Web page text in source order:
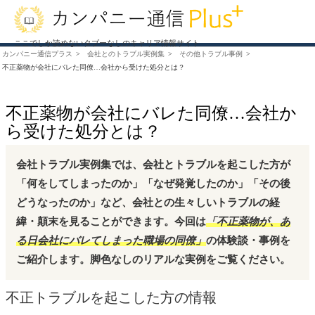
ここでしか読めないタブーなしのキャリア情報サイト
カンパニー通信プラス 会社とのトラブル実例集
その他トラブル事例
不正薬物が会社にバレた同僚…会社から受けた処分とは？
不正薬物が会社にバレた同僚…会社か
ら受けた処分とは？
会社トラブル実例集では、会社とトラブルを起こした方が
「何をしてしまったのか」「なぜ発覚したのか」「その後
どうなったのか」など、会社との生々しいトラブルの経
緯・顛末を見ることができます。今回は「不正薬物が、あ
る日会社にバレてしまった職場の同僚」の体験談・事例を
ご紹介します。脚色なしのリアルな実例をご覧ください。
不正トラブルを起こした方の情報